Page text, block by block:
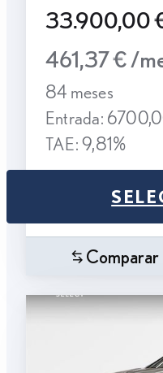
33.900,00
461,37 € /
84 meses
Entrada:
TAE: 9,81%
Comparar